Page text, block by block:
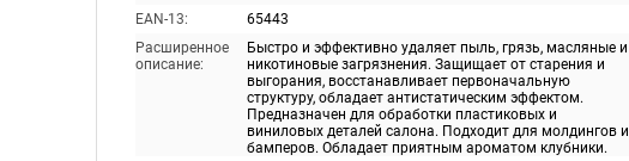
EAN-13:
65443
Расширенное
описание:
Быстро и эффективно удаляет пыль, грязь, масляные и
никотиновые загрязнения. Защищает от старения и
выгорания, восстанавливает первоначальную
структуру, обладает антистатическим эффектом.
Предназначен для обработки пластиковых и
виниловых деталей салона. Подходит для молдингов и
бамперов. Обладает приятным ароматом клубники.